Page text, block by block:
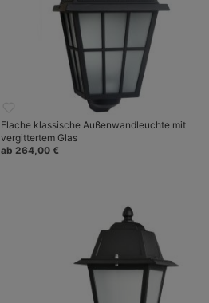
Flache klassische Außenwandleuchte mit
vergittertem Glas
ab 264,00 €